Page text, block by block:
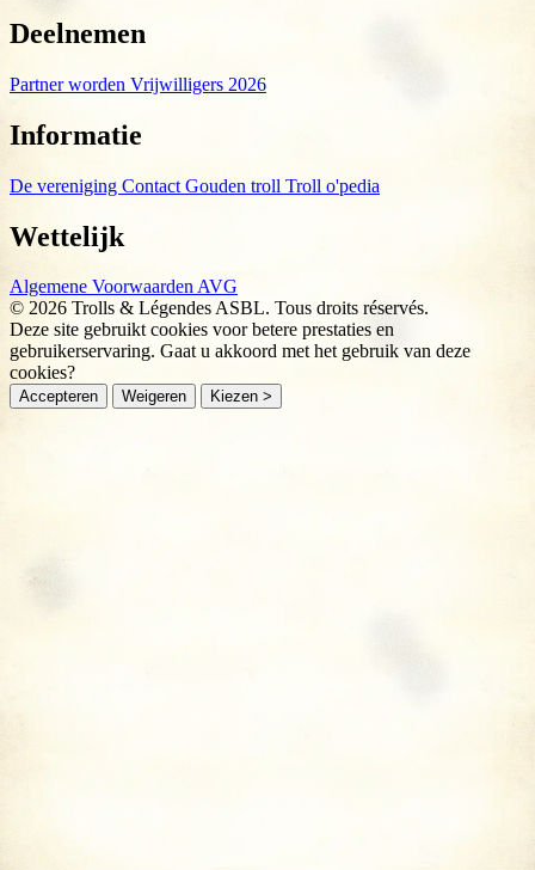
Deelnemen
Partner worden Vrijwilligers 2026
Informatie
De vereniging Contact Gouden troll Troll o'pedia
Wettelijk
Algemene VoorwaardenAVG
© 2026 Trolls & Légendes ASBL. Tous droits réservés.
Deze site gebruikt cookies voor betere prestaties en
gebruikerservaring. Gaat u akkoord met het gebruik van deze
cookies?
Accepteren Weigeren Kiezen >